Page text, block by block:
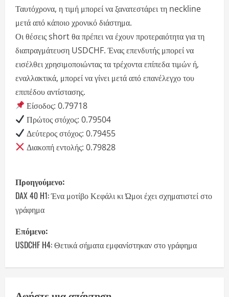
Ταυτόχρονα, η τιμή μπορεί να ξανατεστάρει τη neckline
μετά από κάποιο χρονικό διάστημα.
Οι θέσεις short θα πρέπει να έχουν προτεραιότητα για τη
διαπραγμάτευση USDCHF. Ένας επενδυτής μπορεί να
εισέλθει χρησιμοποιώντας τα τρέχοντα επίπεδα τιμών ή,
εναλλακτικά, μπορεί να γίνει μετά από επανέλεγχο του
επιπέδου αντίστασης.
Είσοδος: 0.79718
Πρώτος στόχος: 0.79504
Δεύτερος στόχος: 0.79455
Διακοπή εντολής: 0.79828
P
o
s
t
n
Προηγούμενο:
DAX 40 H1: Ένα μοτίβο Κεφάλι κι Ώμοι έχει σχηματιστεί στο
γράφημα
Επόμενο:
USDCHF H4: Θετικά σήματα εμφανίστηκαν στο γράφημα